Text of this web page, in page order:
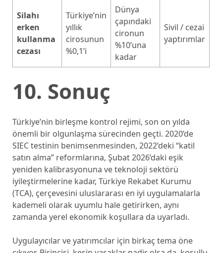
Silahı
erken
kullanma
cezası
Türkiye’nin
yıllık
cirosunun
%0,1’i
Dünya
çapındaki
cironun
%10’una
kadar
Sivil / cezai
yaptırımlar
10. Sonuç
Türkiye’nin birleşme kontrol rejimi, son on yılda
önemli bir olgunlaşma sürecinden geçti. 2020’de
SIEC testinin benimsenmesinden, 2022’deki “katil
satın alma” reformlarına, Şubat 2026’daki eşik
yeniden kalibrasyonuna ve teknoloji sektörü
iyileştirmelerine kadar, Türkiye Rekabet Kurumu
(TCA), çerçevesini uluslararası en iyi uygulamalarla
kademeli olarak uyumlu hale getirirken, aynı
zamanda yerel ekonomik koşullara da uyarladı.
Uygulayıcılar ve yatırımcılar için birkaç tema öne